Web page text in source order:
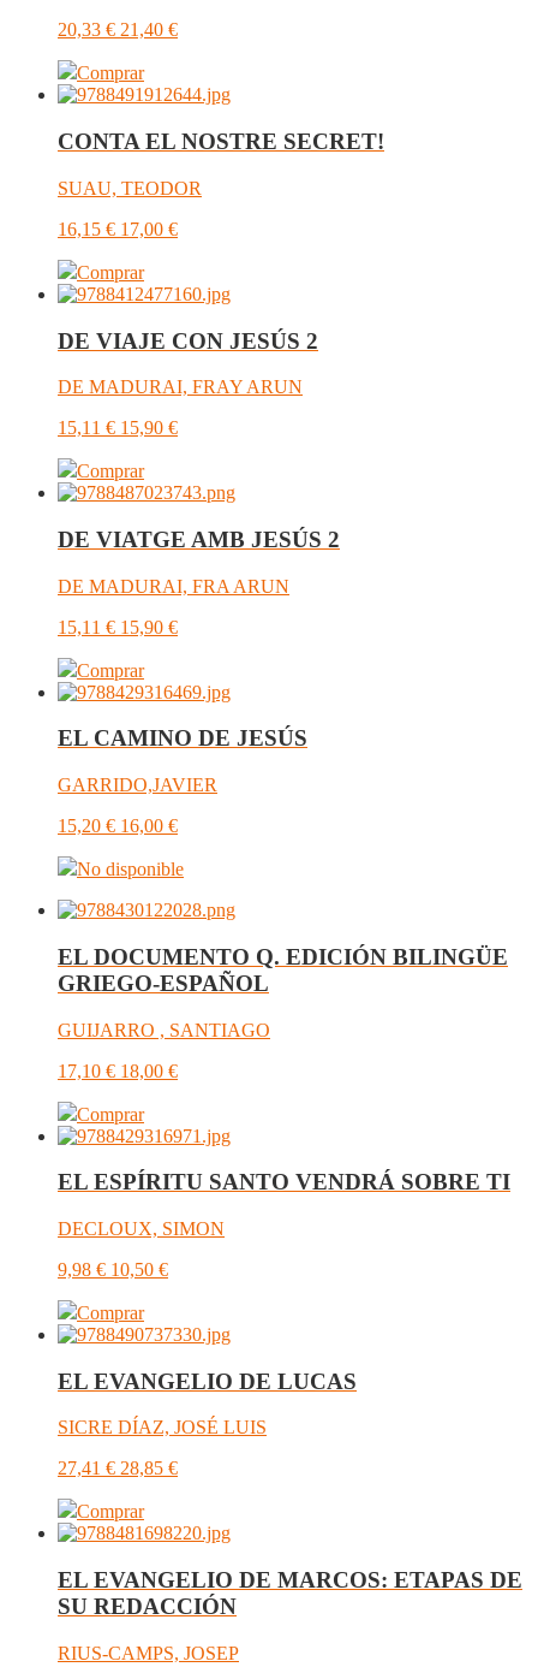
20,33 € 21,40 €
Comprar
CONTA EL NOSTRE SECRET!
SUAU, TEODOR
16,15 € 17,00 €
Comprar
DE VIAJE CON JESÚS 2
DE MADURAI, FRAY ARUN
15,11 € 15,90 €
Comprar
DE VIATGE AMB JESÚS 2
DE MADURAI, FRA ARUN
15,11 € 15,90 €
Comprar
EL CAMINO DE JESÚS
GARRIDO,JAVIER
15,20 € 16,00 €
No disponible
EL DOCUMENTO Q. EDICIÓN BILINGÜE
GRIEGO-ESPAÑOL
GUIJARRO , SANTIAGO
17,10 € 18,00 €
Comprar
EL ESPÍRITU SANTO VENDRÁ SOBRE TI
DECLOUX, SIMON
9,98 € 10,50 €
Comprar
EL EVANGELIO DE LUCAS
SICRE DÍAZ, JOSÉ LUIS
27,41 € 28,85 €
Comprar
EL EVANGELIO DE MARCOS: ETAPAS DE
SU REDACCIÓN
RIUS-CAMPS, JOSEP